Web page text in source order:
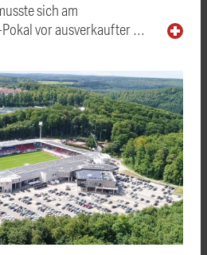
sich am
vor ausverkaufter …